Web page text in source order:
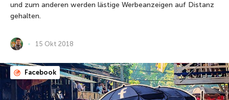
und zum anderen werden lästige Werbeanzeigen auf Distanz
gehalten.
15 Okt 2018
Facebook